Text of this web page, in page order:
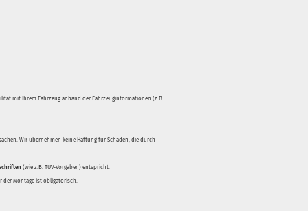
mit Ihrem Fahrzeug anhand der Fahrzeuginformationen (z.B.
Wir übernehmen keine Haftung für Schäden, die durch
(wie z.B. TÜV-Vorgaben) entspricht.
der Montage ist obligatorisch.